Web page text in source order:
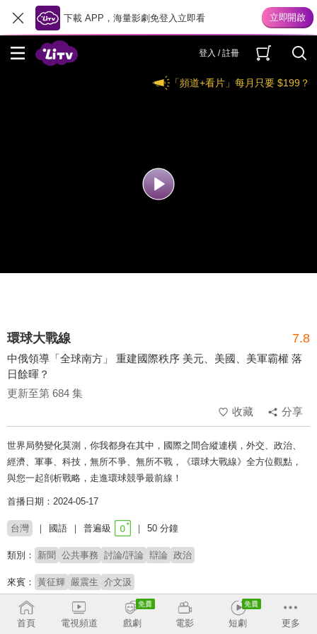
下載 APP，海量影劇免登入立即看
登入 / 註冊
「頻道+看片」每月只要 $199？
環球大戰線 7.8
中俄領導「全球南方」 重建國際秩序 美元、美國、美軍霸權 落
日餘暉？
更新至第 684 集
收藏
分享
世界局勢變化莫測，你我都身在其中，國際之間合縱連橫，外交、政治、
經濟、軍事、科技，無所不爭、無所不戰，《環球大戰線》全方位觀點，
與您一起剖析戰略，走進環球競爭最前線！
首播日期：2024-05-17
台灣 國語 普遍級 50 分鐘
類別： 新聞 公共事務 討論/評論 辯論 政治
來賓： 黃征輝 嚴震生 介文汲
主持：
首頁
電視頻道 戲劇 電影 短劇 更多